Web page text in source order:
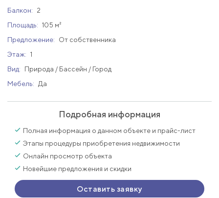
Балкон:
2
Площадь: 105 м²
Предложение:
От собственника
Этаж: 1
Вид:
Природа / Бассейн / Город
Мебель:
Да
Подробная информация
Полная информация о данном объекте и прайс-лист
Этапы процедуры приобретения недвижимости
Онлайн просмотр объекта
Новейшие предложения и скидки
Оставить заявку